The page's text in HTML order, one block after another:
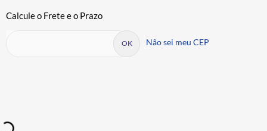
Não sei meu CEP